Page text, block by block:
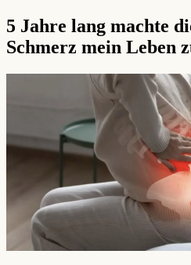
5 Jahre lang machte
Schmerz mein Leben